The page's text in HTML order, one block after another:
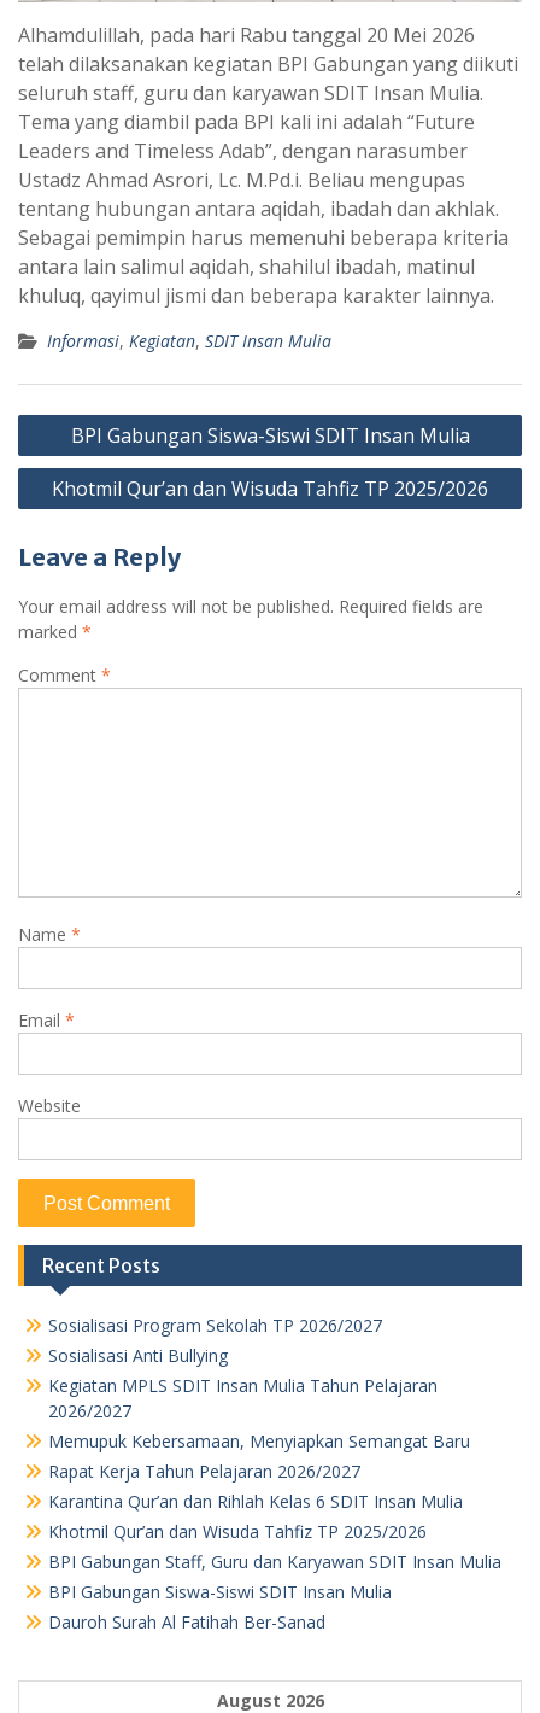
Alhamdulillah, pada hari Rabu tanggal 20 Mei 2026
telah dilaksanakan kegiatan BPI Gabungan yang diikuti
seluruh staff, guru dan karyawan SDIT Insan Mulia.
Tema yang diambil pada BPI kali ini adalah “Future
Leaders and Timeless Adab”, dengan narasumber
Ustadz Ahmad Asrori, Lc. M.Pd.i. Beliau mengupas
tentang hubungan antara aqidah, ibadah dan akhlak.
Sebagai pemimpin harus memenuhi beberapa kriteria
antara lain salimul aqidah, shahilul ibadah, matinul
khuluq, qayimul jismi dan beberapa karakter lainnya.
Informasi, Kegiatan, SDIT Insan Mulia
Post
navigation
BPI Gabungan Siswa-Siswi SDIT Insan Mulia
Khotmil Qur’an dan Wisuda Tahfiz TP 2025/2026
Leave a Reply
Your email address will not be published. Required fields are
marked *
Comment *
Name *
Email *
Website
Recent Posts
Sosialisasi Program Sekolah TP 2026/2027
Sosialisasi Anti Bullying
Kegiatan MPLS SDIT Insan Mulia Tahun Pelajaran
2026/2027
Memupuk Kebersamaan, Menyiapkan Semangat Baru
Rapat Kerja Tahun Pelajaran 2026/2027
Karantina Qur’an dan Rihlah Kelas 6 SDIT Insan Mulia
Khotmil Qur’an dan Wisuda Tahfiz TP 2025/2026
BPI Gabungan Staff, Guru dan Karyawan SDIT Insan Mulia
BPI Gabungan Siswa-Siswi SDIT Insan Mulia
Dauroh Surah Al Fatihah Ber-Sanad
August 2026